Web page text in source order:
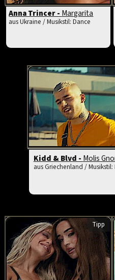
Anna Trincer - Margarita
aus Ukraine / Musikstil: Dance
Kidd & Blvd - Molis
aus Griechenland / Musikstil:
Tipp